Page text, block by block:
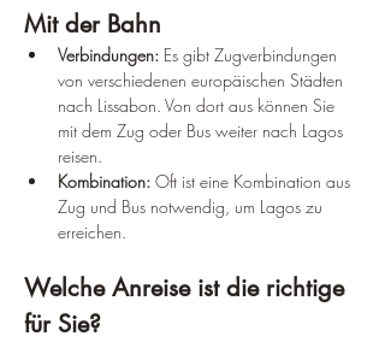
Mit der Bahn
Verbindungen: Es gibt Zugverbindungen
von verschiedenen europäischen Städten
nach Lissabon. Von dort aus können Sie
mit dem Zug oder Bus weiter nach Lagos
reisen.
Kombination: Oft ist eine Kombination aus
Zug und Bus notwendig, um Lagos zu
erreichen.
Welche Anreise ist die richtige
für Sie?